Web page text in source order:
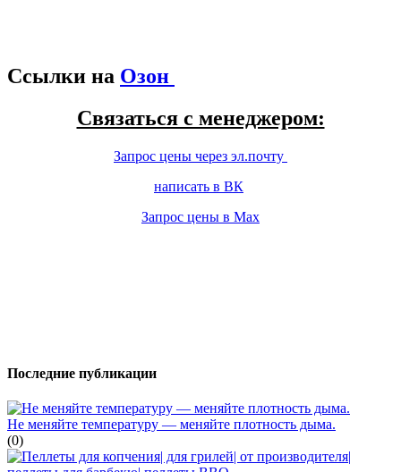
Ссылки на Озон
Связаться с менеджером:
Запрос цены через эл.почту
написать в ВК
Запрос цены в Max
Последние публикации
Не меняйте температуру — меняйте плотность дыма.
(0)